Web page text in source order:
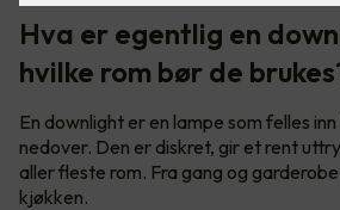
Hva er egentlig en
hvilke rom bør de
En downlight er en lampe som felles
nedover. Den er diskret, gir et rent
aller fleste rom. Fra gang og
kjøkken.